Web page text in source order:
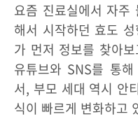
요즘 진료실에서 자주
해서 시작하던 효도
가 먼저 정보를 찾아
유튜브와 SNS를 통
서, 부모 세대 역시 안
식이 빠르게 변화하고